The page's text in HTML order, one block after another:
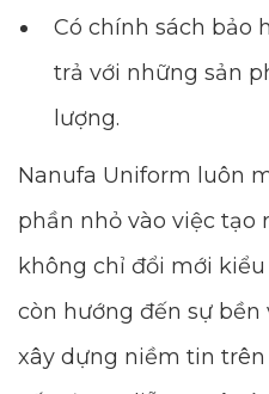
Có chính sách bảo
trả với những sản
lượng.
Nanufa Uniform luôn
phần nhỏ vào việc tạo
không chỉ đổi mới
còn hướng đến sự bền
xây dựng niềm tin